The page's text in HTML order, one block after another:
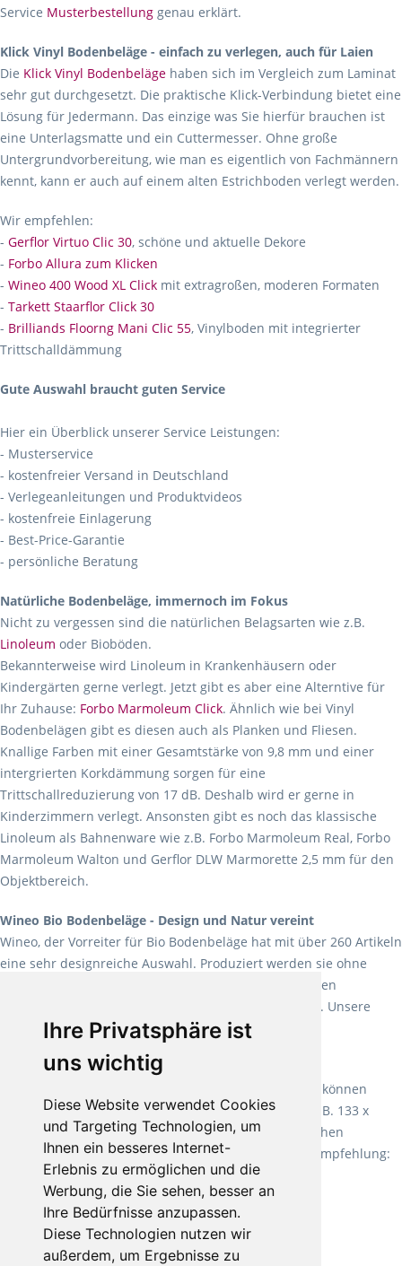
Ihre Privatsphäre ist
uns wichtig
Diese Website verwendet Cookies
und Targeting Technologien, um
Ihnen ein besseres Internet-
Erlebnis zu ermöglichen und die
Werbung, die Sie sehen, besser an
Ihre Bedürfnisse anzupassen.
Diese Technologien nutzen wir
außerdem, um Ergebnisse zu
Service Musterbestellung genau erklärt.
Klick Vinyl Bodenbeläge - einfach zu verlegen, auch für Laien
Die Klick Vinyl Bodenbeläge haben sich im Vergleich zum Laminat
sehr gut durchgesetzt. Die praktische Klick-Verbindung bietet eine
Lösung für Jedermann. Das einzige was Sie hierfür brauchen ist
eine Unterlagsmatte und ein Cuttermesser. Ohne große
Untergrundvorbereitung, wie man es eigentlich von Fachmännern
kennt, kann er auch auf einem alten Estrichboden verlegt werden.
Wir empfehlen:
- Gerflor Virtuo Clic 30, schöne und aktuelle Dekore
- Forbo Allura zum Klicken
- Wineo 400 Wood XL Click mit extragroßen, moderen Formaten
- Tarkett Staarflor Click 30
- Brilliands Floorng Mani Clic 55, Vinylboden mit integrierter
Trittschalldämmung
Gute Auswahl braucht guten Service
Hier ein Überblick unserer Service Leistungen:
- Musterservice
- kostenfreier Versand in Deutschland
- Verlegeanleitungen und Produktvideos
- kostenfreie Einlagerung
- Best-Price-Garantie
- persönliche Beratung
Natürliche Bodenbeläge, immernoch im Fokus
Nicht zu vergessen sind die natürlichen Belagsarten wie z.B.
Linoleum oder Bioböden.
Bekannterweise wird Linoleum in Krankenhäusern oder
Kindergärten gerne verlegt. Jetzt gibt es aber eine Alterntive für
Ihr Zuhause: Forbo Marmoleum Click. Ähnlich wie bei Vinyl
Bodenbelägen gibt es diesen auch als Planken und Fliesen.
Knallige Farben mit einer Gesamtstärke von 9,8 mm und einer
intergrierten Korkdämmung sorgen für eine
Trittschallreduzierung von 17 dB. Deshalb wird er gerne in
Kinderzimmern verlegt. Ansonsten gibt es noch das klassische
Linoleum als Bahnenware wie z.B. Forbo Marmoleum Real, Forbo
Marmoleum Walton und Gerflor DLW Marmorette 2,5 mm für den
Objektbereich.
Wineo Bio Bodenbeläge - Design und Natur vereint
Wineo, der Vorreiter für Bio Bodenbeläge hat mit über 260 Artikeln
eine sehr designreiche Auswahl. Produziert werden sie ohne
Weichmacher und Lösungsmittel. Mit allen verfügbaren
Verlegearten ist er für jegliche Bauvorhaben attraktiv. Unsere
Empfehlung:Wineo 1000 Multi Layer XXL.
Teppiche für ein angenehmes Laufgefühl
machen es schon lange vor. Sie können
Teppich in Ihrem gewünschten Sondermaß kaufen, z.B. 133 x
60cm. Vor allem in Schlafzimmern aufgrund der weichen
Oberfläche ein sehr beliebter Zusatzboden. Unsere Empfehlung:
Fletco Fluffy und Fletco Hermelin